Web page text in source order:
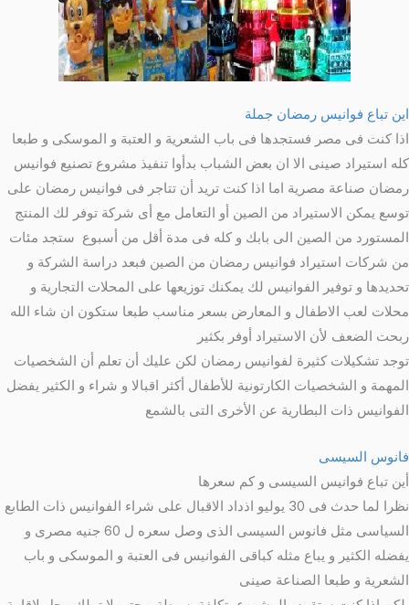
اين تباع فوانيس رمضان جملة
اذا كنت فى مصر فستجدها فى باب الشعرية و العتبة و الموسكى و طبعا
كله استيراد صينى الا ان بعض الشباب بدأوا تنفيذ مشروع تصنيع فوانيس
رمضان صناعة مصرية اما اذا كنت تريد أن تتاجر فى فوانيس رمضان على
توسع يمكن الاستيراد من الصين أو التعامل مع أى شركة توفر لك المنتج
المستورد من الصين الى بابك و كله فى مدة أقل من أسبوع ستجد مئات
من شركات استيراد فوانيس رمضان من الصين فبعد دراسة الشركة و
تحديدها و توفير الفوانيس لك يمكنك توزيعها على المحلات التجارية و
محلات لعب الاطفال و المعارض بسعر مناسب طبعا ستكون ان شاء الله
ربحت الضعف لأن الاستيراد أوفر بكثير
توجد تشكيلات كثيرة لفوانيس رمضان لكن عليك أن تعلم أن الشخصيات
المهمة و الشخصيات الكارتونية للأطفال أكثر اقبالا و شراء و الكثير يفضل
الفوانيس ذات البطارية عن الأخرى التى بالشمع
فانوس السيسى
أين تباع فوانيس السيسى و كم سعرها
نظرا لما حدث فى 30 يوليو اذداد الاقبال على شراء الفوانيس ذات الطابع
السياسى مثل فانوس السيسى الذى وصل سعره ل 60 جنيه مصرى و
يفضله الكثير و يباع مثله كباقى الفوانيس فى العتبة و الموسكى و باب
الشعرية و طبعا الصناعة صينى